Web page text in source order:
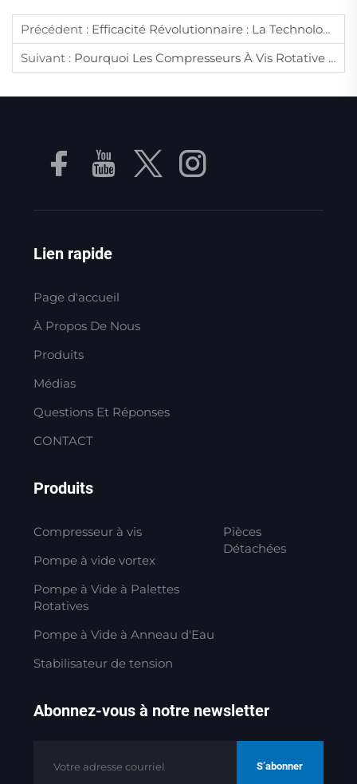
Précédent : Efficacité Révolutionnaire : La Technologie Des Compresseurs À Vis (rotatif À Vis) Et Guide D'achat
Suivant : Pourquoi Les Compresseurs À Vis Rotative Sont-Ils Moins Sujets À L'usure Que Les Autres Types De Compresseurs ?
Lien rapide
Page d'accueil
À Propos De Nous
Produits
Médias
Questions Et Réponses
CONTACT
Produits
Compresseur à vis
Pompe à vide vortex
Pompe à Vide à Palettes
Rotatives
Pompe à Vide à Anneau d'Eau
Stabilisateur de tension
Pièces
Détachées
Abonnez-vous à notre newsletter
S’abonner